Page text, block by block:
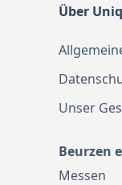
Über
Unser
Beurzen
Messen